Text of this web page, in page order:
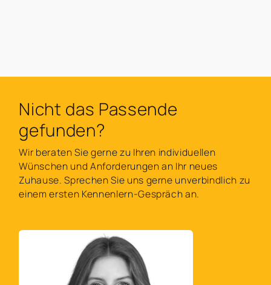
Nicht das Passende
gefunden?
Wir beraten Sie gerne zu Ihren individuellen
Wünschen und Anforderungen an Ihr neues
Zuhause. Sprechen Sie uns gerne unverbindlich zu
einem ersten Kennenlern-Gespräch an.